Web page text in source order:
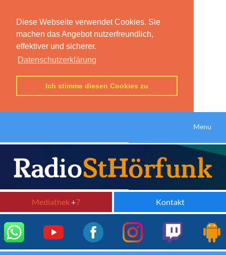
Diese Webseite verwendet Cookies. Sie
machen das Angebot nutzerfreundlich,
effektiver und sicherer.
Datenschutzerklärung
Ich stimme diesen Cookies zu
Menu
Mediathek+7 Kontakt